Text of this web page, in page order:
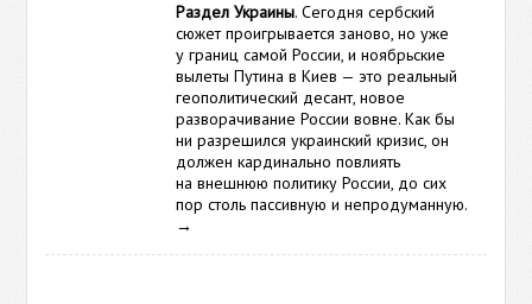
Раздел Украины. Сегодня сербский
сюжет проигрывается заново, но уже
у границ самой России, и ноябрьские
вылеты Путина в Киев — это реальный
геополитический десант, новое
разворачивание России вовне. Как бы
ни разрешился украинский кризис, он
должен кардинально повлиять
на внешнюю политику России, до сих
пор столь пассивную и непродуманную.
→